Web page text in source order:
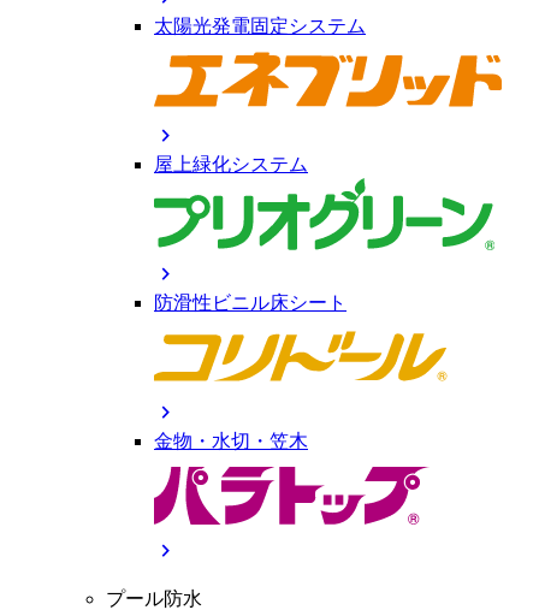
太陽光発電固定システム
chevron_right
屋上緑化システム
chevron_right
防滑性ビニル床シート
chevron_right
金物・水切・笠木
chevron_right
プール防水